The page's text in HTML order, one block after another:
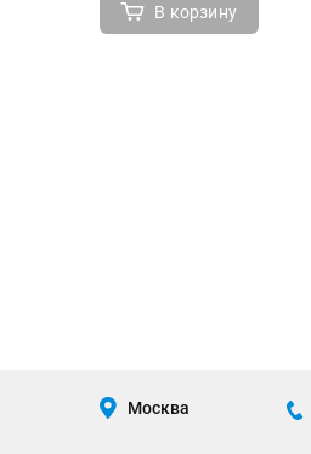
В корзину
Москва